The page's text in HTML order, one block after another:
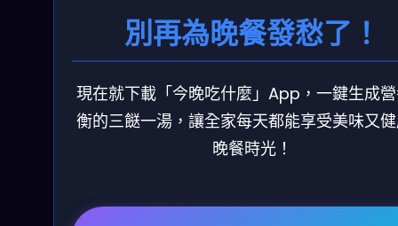
別再為晚餐發愁了！
現在就下載「今晚吃什麼」App，一鍵生成
衡的三餸一湯，讓全家每天都能享受美味又
晚餐時光！